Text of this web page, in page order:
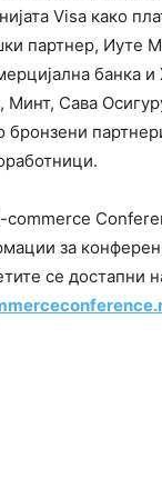
Visa како
партнер, Иуте
банка и
Минт, Сава
commerce
за
се достапни